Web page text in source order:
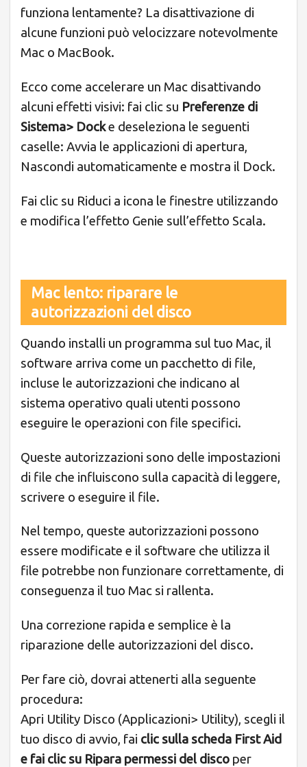
funziona lentamente? La disattivazione di
alcune funzioni può velocizzare notevolmente
Mac o MacBook.
Ecco come accelerare un Mac disattivando
alcuni effetti visivi: fai clic su Preferenze di
Sistema> Docke deseleziona le seguenti
caselle: Avvia le applicazioni di apertura,
Nascondi automaticamente e mostra il Dock.
Fai clic su Riduci a icona le finestre utilizzando
e modifica l’effetto Genie sull’effetto Scala.
Mac lento: riparare le
autorizzazioni del disco
Quando installi un programma sul tuo Mac, il
software arriva come un pacchetto di file,
incluse le autorizzazioni che indicano al
sistema operativo quali utenti possono
eseguire le operazioni con file specifici.
Queste autorizzazioni sono delle impostazioni
di file che influiscono sulla capacità di leggere,
scrivere o eseguire il file.
Nel tempo, queste autorizzazioni possono
essere modificate e il software che utilizza il
file potrebbe non funzionare correttamente, di
conseguenza il tuo Mac si rallenta.
Una correzione rapida e semplice è la
riparazione delle autorizzazioni del disco.
Per fare ciò, dovrai attenerti alla seguente
procedura:
Apri Utility Disco (Applicazioni> Utility), scegli il
tuo disco di avvio, fai clic sulla scheda First Aid
e fai clic su Ripara permessi del disco per